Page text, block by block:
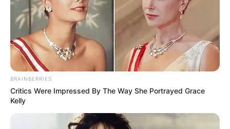
BRAINBERRIES
Critics Were Impressed By The Way She Portrayed Grace
Kelly